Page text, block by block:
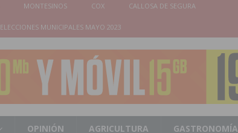
MONTESINOS COX CALLOSA DE SEGURA
ELECCIONES MUNICIPALES MAYO 2023
OPINIÓN AGRICULTURA GASTRONOMÍA